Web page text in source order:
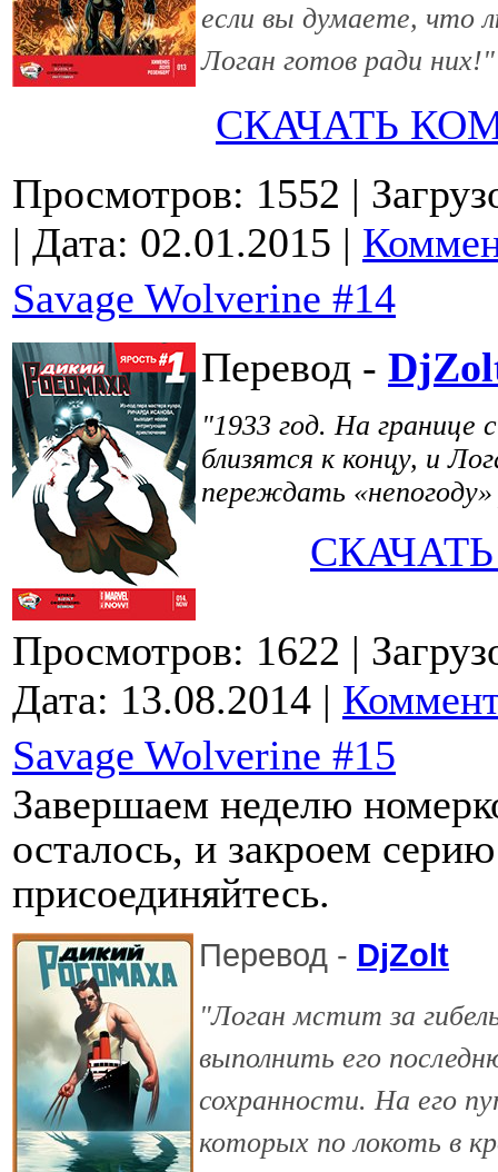
если вы думаете,
Логан готов ради них!"
СКАЧАТЬ
Просмотров: 1552 |
| Дата: 02.01.2015 |
Savage Wolverine #14
Перевод -
"1933 год. На границе
близятся к концу, и
переждать
Просмотров: 1622 |
Дата: 13.08.2014 |
Savage Wolverine #15
Завершаем неделю
осталось, и закроем
присоединяйтесь.
Перевод - DjZolt
"Логан мстит за
выполнить его
сохранности. На его
которых по локоть в